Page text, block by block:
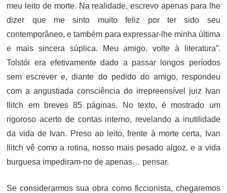
meu leito de morte. Na realidade, escrevo apenas para lhe
dizer que me sinto muito feliz por ter sido seu
contemporâneo, e também para expressar-lhe minha última
e mais sincera súplica. Meu amigo, volte à literatura”.
Tolstói era efetivamente dado a passar longos períodos
sem escrever e, diante do pedido do amigo, respondeu
com a angustiada consciência do irrepreensível juiz Ivan
Ilitch em breves 85 páginas. No texto, é mostrado um
rigoroso acerto de contas interno, revelando a inutilidade
da vida de Ivan. Preso ao leito, frente à morte certa, Ivan
Ilitch vê como a rotina, nosso mais pesado algoz, e a vida
burguesa impediram-no de apenas… pensar.
Se considerarmos sua obra como ficcionista, chegaremos